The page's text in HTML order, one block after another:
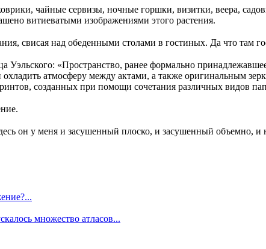
чайные сервизы, ночные горшки, визитки, веера,
витиеватыми изображениями этого растения.
свисая над обеденными столами в гостиных. Да что там
«Пространство, ранее формально
атмосферу между актами, а также оригинальным
созданных при помощи сочетания различных видов
он у меня и засушенный плоско, и засушенный объемно,
множество атласов...